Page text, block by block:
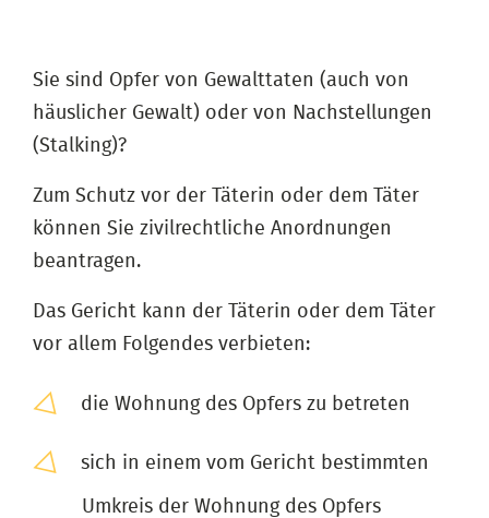
Sie sind Opfer von Gewalttaten (auch von
häuslicher Gewalt) oder von Nachstellungen
(Stalking)?
Zum Schutz vor der Täterin oder dem Täter
können Sie zivilrechtliche Anordnungen
beantragen.
Das Gericht kann der Täterin oder dem Täter
vor allem Folgendes verbieten:
die Wohnung des Opfers zu betreten
sich in einem vom Gericht bestimmten
Umkreis der Wohnung des Opfers